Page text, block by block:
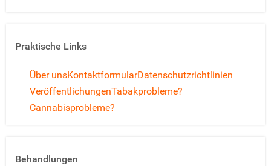
Praktische Links
Über unsKontaktformularDatenschutzrichtlinien
VeröffentlichungenTabakprobleme?
Cannabisprobleme?
Behandlungen